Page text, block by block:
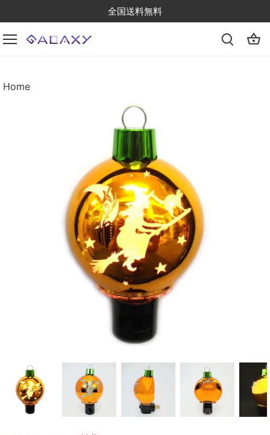
to
content
全国送料無料
Home